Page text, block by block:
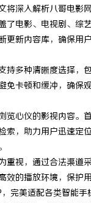
将深入解析八哥电影
了电影、电视剧、
更新内容库，确保
持多种清晰度选择
免卡顿和缓冲，确
览心仪的影视内容
索，助力用户迅速
重视，通过合法渠
效的播放环境，保护
完美适配各类智能